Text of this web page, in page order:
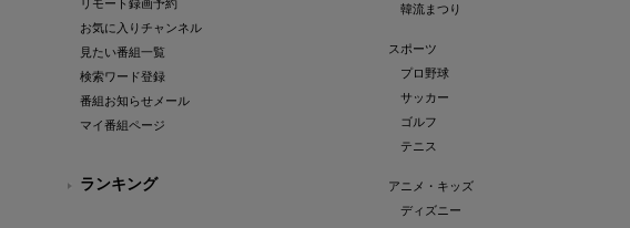
リモート録画予約
お気に入りチャンネル
見たい番組一覧
検索ワード登録
番組お知らせメール
マイ番組ページ
ランキング
韓流まつり
スポーツ
プロ野球
サッカー
ゴルフ
テニス
アニメ・キッズ
ディズニー